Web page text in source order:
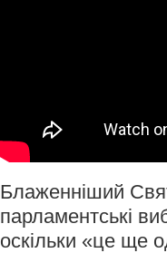
Блаженніший
парламентські
оскільки «це ще